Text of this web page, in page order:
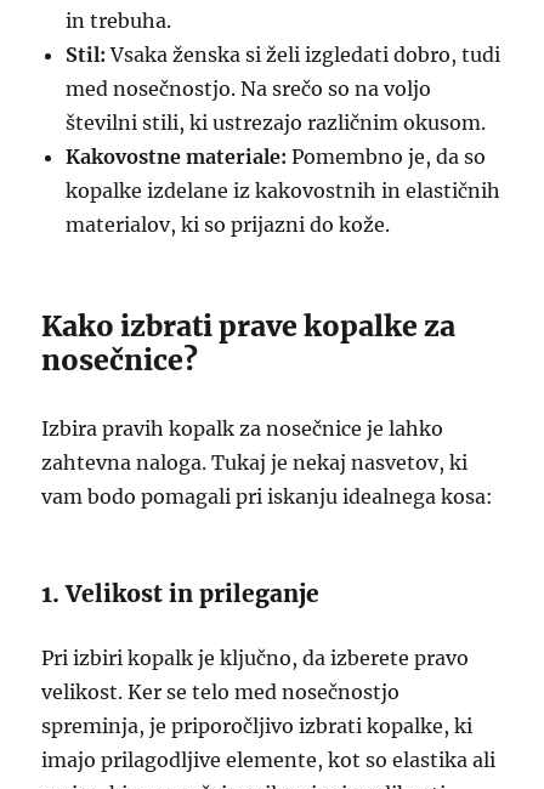
in trebuha.
Stil: Vsaka ženska si želi izgledati dobro, tudi
med nosečnostjo. Na srečo so na voljo
številni stili, ki ustrezajo različnim okusom.
Kakovostne materiale: Pomembno je, da so
kopalke izdelane iz kakovostnih in elastičnih
materialov, ki so prijazni do kože.
Kako izbrati prave kopalke za
nosečnice?
Izbira pravih kopalk za nosečnice je lahko
zahtevna naloga. Tukaj je nekaj nasvetov, ki
vam bodo pomagali pri iskanju idealnega kosa:
1. Velikost in prileganje
Pri izbiri kopalk je ključno, da izberete pravo
velikost. Ker se telo med nosečnostjo
spreminja, je priporočljivo izbrati kopalke, ki
imajo prilagodljive elemente, kot so elastika ali